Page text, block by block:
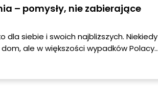
– pomysły, nie zabierające
dla siebie i swoich najbliższych. Niekiedy
ale w większości wypadków Polacy
pomysłów jak optymalnie wykorzystać